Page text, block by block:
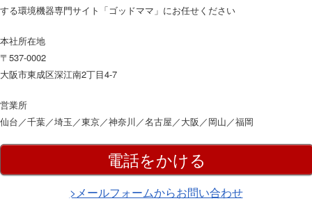
する環境機器専門サイト「ゴッドママ」にお任せください
本社所在地
〒537-0002
大阪市東成区深江南2丁目4-7
営業所
仙台／千葉／埼玉／東京／神奈川／名古屋／大阪／岡山／福岡
電話をかける
>メールフォームからお問い合わせ